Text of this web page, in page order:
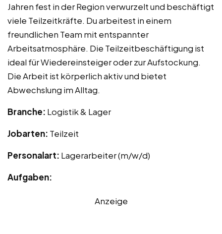
Jahren fest in der Region verwurzelt und beschäftigt
viele Teilzeitkräfte. Du arbeitest in einem
freundlichen Team mit entspannter
Arbeitsatmosphäre. Die Teilzeitbeschäftigung ist
ideal für Wiedereinsteiger oder zur Aufstockung.
Die Arbeit ist körperlich aktiv und bietet
Abwechslung im Alltag.
Branche: Logistik & Lager
Jobarten: Teilzeit
Personalart: Lagerarbeiter (m/w/d)
Aufgaben:
Anzeige